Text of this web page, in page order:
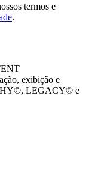
termos e
.
exibição e
LEGACY© e